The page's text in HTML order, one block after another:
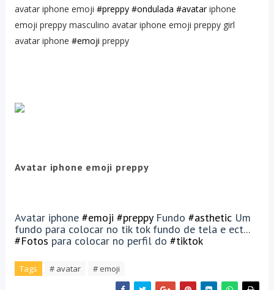
avatar iphone emoji #preppy #ondulada #avatariphone
emoji preppy masculino avatar iphone emoji preppy girl
avatar iphone #emoji preppy
Avatar iphone emoji preppy
Avatar iphone #emoji #preppyFundo #astheticUm
fundo para colocar no tik tok fundo de tela e ect...
#Fotos para colocar no perfil do #tiktok
Tags # avatar # emoji